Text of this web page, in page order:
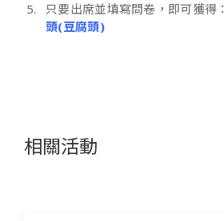
只要出席並填寫問卷，即可獲得：
頭(豆腐頭)
相關活動